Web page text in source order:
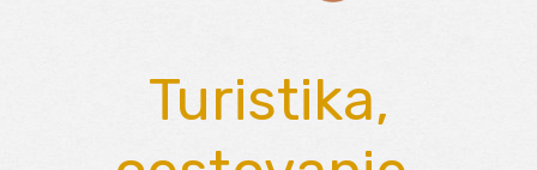
Turistika,